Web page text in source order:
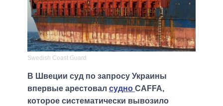
Swedish Coast Guard
В Швеции суд по запросу Украины
впервые арестовал судно CAFFA,
которое систематически вывозило